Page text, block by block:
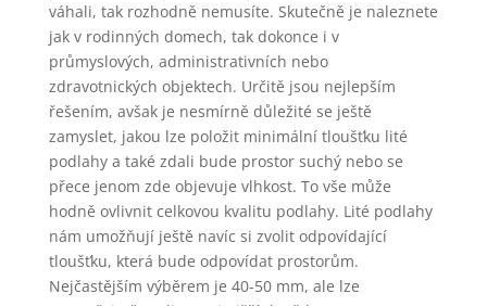
váhali, tak rozhodně nemusíte. Skutečně je naleznete
jak v rodinných domech, tak dokonce i v
průmyslových, administrativních nebo
zdravotnických objektech. Určitě jsou nejlepším
řešením, avšak je nesmírně důležité se ještě
zamyslet, jakou lze položit minimální tloušťku lité
podlahy a také zdali bude prostor suchý nebo se
přece jenom zde objevuje vlhkost. To vše může
hodně ovlivnit celkovou kvalitu podlahy. Lité podlahy
nám umožňují ještě navíc si zvolit odpovídající
tloušťku, která bude odpovídat prostorům.
Nejčastějším výběrem je 40-50 mm, ale lze